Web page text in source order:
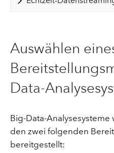
Auswählen
Data-
Big-Data-
den zwei folgenden
bereitgestellt: